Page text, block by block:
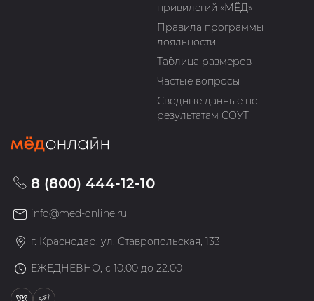
привилегий «МЁД»
Правила программы
лояльности
Таблица размеров
Частые вопросы
Сводные данные по
результатам СОУТ
8 (800) 444-12-10
info@med-online.ru
г. Краснодар, ул. Ставропольская, 133
ЕЖЕДНЕВНО, с 10:00 до 22:00